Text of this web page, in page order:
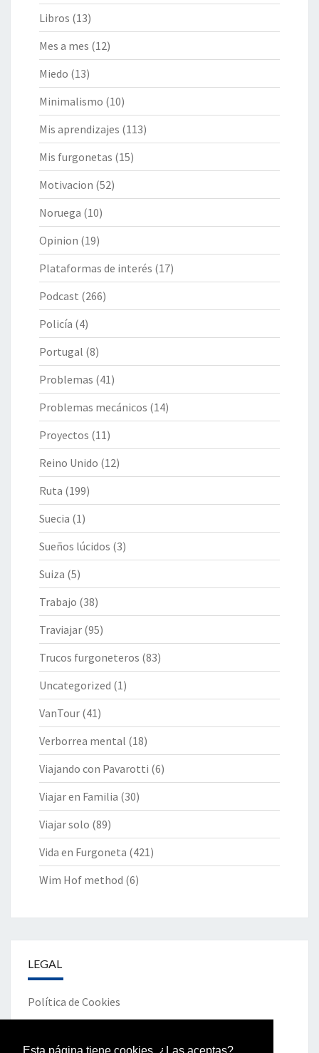
Libros (13)
Mes a mes (12)
Miedo (13)
Minimalismo (10)
Mis aprendizajes (113)
Mis furgonetas (15)
Motivacion (52)
Noruega (10)
Opinion (19)
Plataformas de interés (17)
Podcast (266)
Policía (4)
Portugal (8)
Problemas (41)
Problemas mecánicos (14)
Proyectos (11)
Reino Unido (12)
Ruta (199)
Suecia (1)
Sueños lúcidos (3)
Suiza (5)
Trabajo (38)
Traviajar (95)
Trucos furgoneteros (83)
Uncategorized (1)
VanTour (41)
Verborrea mental (18)
Viajando con Pavarotti (6)
Viajar en Familia (30)
Viajar solo (89)
Vida en Furgoneta (421)
Wim Hof method (6)
LEGAL
Política de Cookies